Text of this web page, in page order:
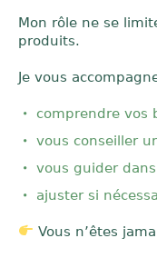
Mon rôle ne se
produits.
Je vous
comprendre vos
vous conseiller
vous guider
ajuster si
Vous n’êtes